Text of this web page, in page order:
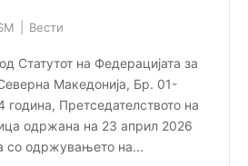
Вести
Статутот на Федерацијата за
Македонија, Бр. 01-
Претседателството на
одржана на 23 април 2026
со одржувањето на...